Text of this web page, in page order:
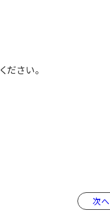
ください。
次へ